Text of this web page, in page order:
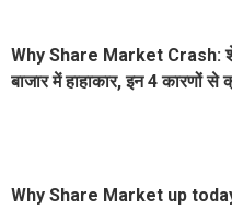
Why Share Market Crash:
बाजार में हाहाकार, इन 4 कारणों से
Why Share Market up